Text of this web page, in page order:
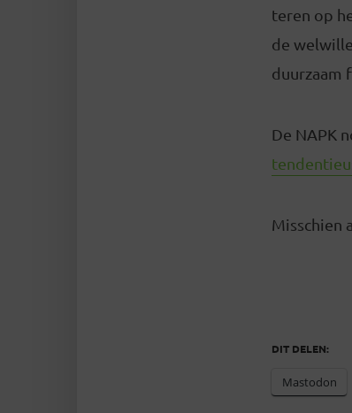
teren op
de
duurzaam
De NAPK
Misschien
DIT DELEN:
Mastodon